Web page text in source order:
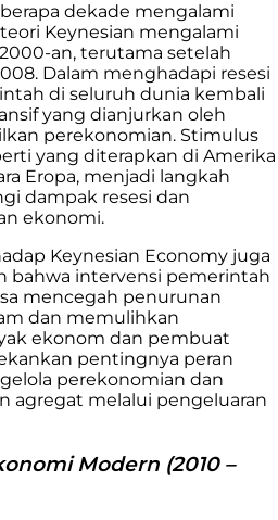
dekade mengalami
Keynesian mengalami
an, terutama setelah
Dalam menghadapi resesi
di seluruh dunia kembali
yang dianjurkan oleh
perekonomian. Stimulus
yang diterapkan di Amerika
Eropa, menjadi langkah
dampak resesi dan
ekonomi.
Keynesian Economy juga
bahwa intervensi pemerintah
mencegah penurunan
dan memulihkan
ekonom dan pembuat
pentingnya peran
perekonomian dan
agregat melalui pengeluaran
Modern (2010 –